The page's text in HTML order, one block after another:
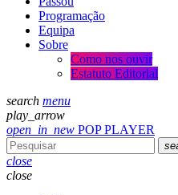
Programação
Equipa
Sobre
Como nos ouvir
Estatuto Editorial
search menu
play_arrow
open_in_new POP PLAYER
close
close